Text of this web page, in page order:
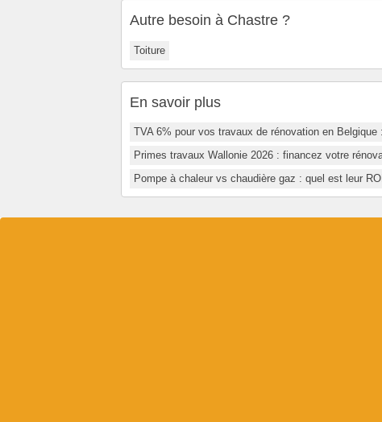
Autre besoin à Chastre ?
Toiture
En savoir plus
TVA 6% pour vos travaux de rénovation en
Primes travaux Wallonie 2026 : financez votre
Pompe à chaleur vs chaudière gaz : quel est leur